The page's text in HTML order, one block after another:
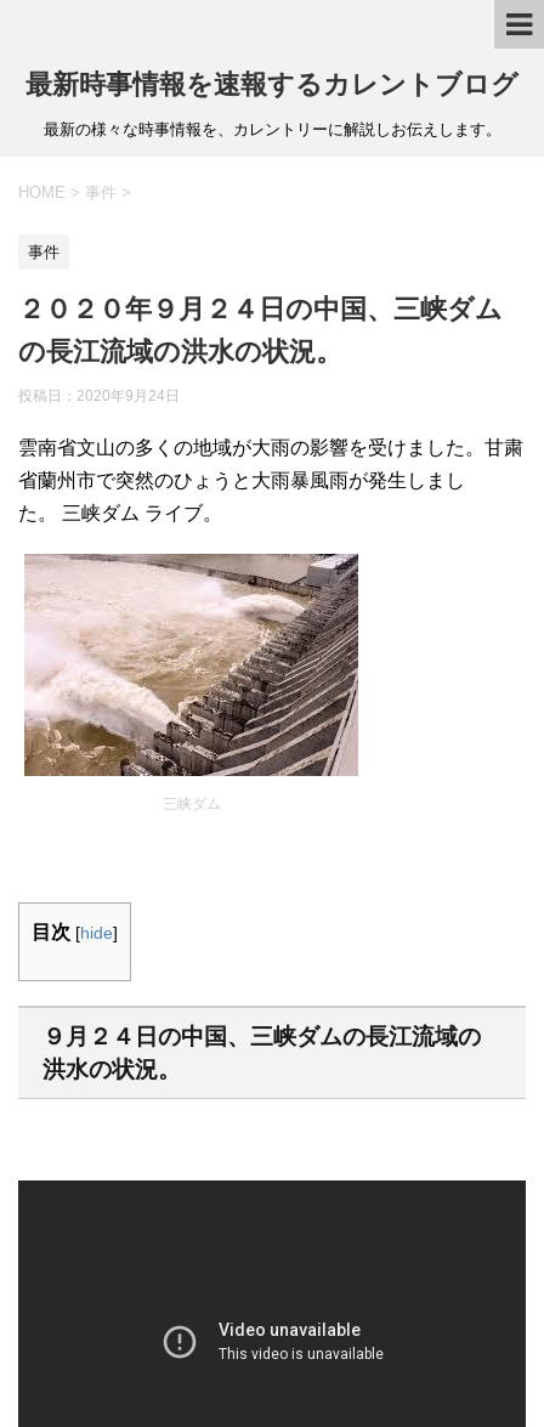
最新時事情報を速報するカレントブログ
最新の様々な時事情報を、カレントリーに解説しお伝えします。
HOME > 事件 >
事件
２０２０年９月２４日の中国、三峡ダム
の長江流域の洪水の状況。
投稿日： 2020年9月24日
雲南省文山の多くの地域が大雨の影響を受けました。甘粛
省蘭州市で突然のひょうと大雨暴風雨が発生しまし
た。 三峡ダム ライブ。
三峡ダム
目次 [hide]
９月２４日の中国、三峡ダムの長江流域の
洪水の状況。